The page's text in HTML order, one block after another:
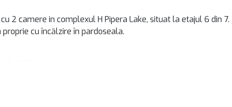
2 camere in complexul H Pipera Lake, situat la etajul 6 din 7.
cu încălzire în pardoseala.